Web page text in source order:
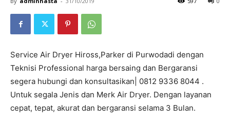
Service Air Dryer Hiross,Parker di Purwodadi dengan
Teknisi Professional harga bersaing dan Bergaransi
segera hubungi dan konsultasikan| 0812 9336 8044 .
Untuk segala Jenis dan Merk Air Dryer. Dengan layanan
cepat, tepat, akurat dan bergaransi selama 3 Bulan.